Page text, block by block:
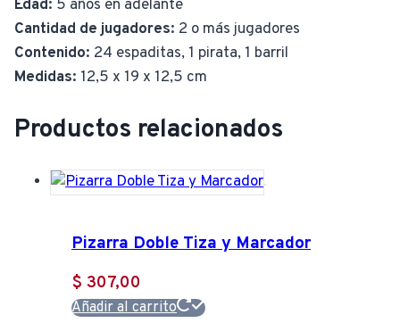
Edad: 5 años en adelante
Cantidad de jugadores: 2 o más jugadores
Contenido: 24 espaditas, 1 pirata, 1 barril
Medidas: 12,5 x 19 x 12,5 cm
Productos relacionados
Pizarra Doble Tiza y Marcador
$ 307,00
Añadir al carrito